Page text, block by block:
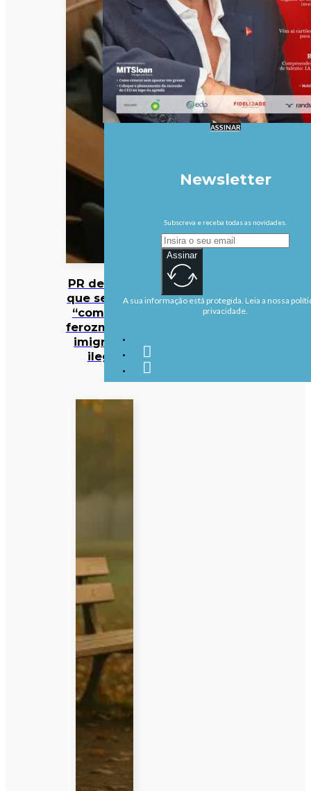
PR defende
que se deve
“combater
ferozmente”
imigração
ilegal
ASSINAR
Newsletter
Subscreva e receba todas as novidades.
Assinar
A sua informação está protegida. Leia a nossa
privacidade.